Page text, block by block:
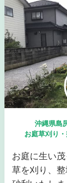
沖縄県島
お庭草刈り
お庭に生い
草を刈り、